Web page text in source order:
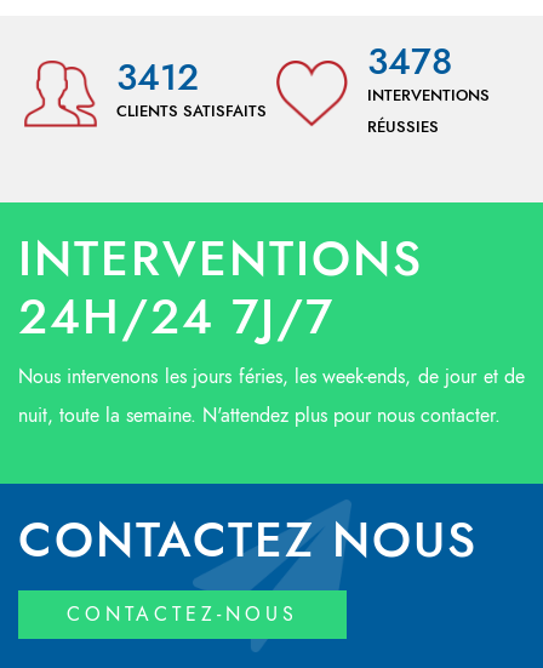
3412
CLIENTS SATISFAITS
3478
INTERVENTIONS
RÉUSSIES
INTERVENTIONS
24H/24 7J/7
Nous intervenons les jours féries, les week-ends, de jour et de
nuit, toute la semaine. N'attendez plus pour nous contacter.
CONTACTEZ NOUS
CONTACTEZ-NOUS